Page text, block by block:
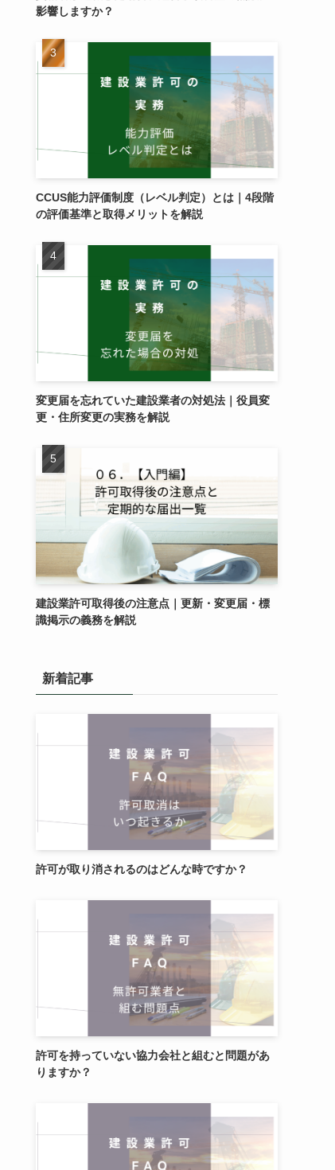
影響しますか？
CCUS能力評価制度（レベル判定）とは｜4段階
の評価基準と取得メリットを解説
変更届を忘れていた建設業者の対処法｜役員変
更・住所変更の実務を解説
建設業許可取得後の注意点｜更新・変更届・標
識掲示の義務を解説
新着記事
許可が取り消されるのはどんな時ですか？
許可を持っていない協力会社と組むと問題があ
りますか？